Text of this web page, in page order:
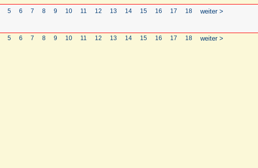
5 6 7 8 9 10 11 12 13 14 15 16 17 18 weiter >
5 6 7 8 9 10 11 12 13 14 15 16 17 18 weiter >